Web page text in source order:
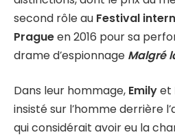
second rôle au Festival
Pragueen 2016 pour sa
drame d’espionnage Malgré
Dans leur hommage, Emilyet
insisté sur l’homme derrière
qui considérait avoir eu la